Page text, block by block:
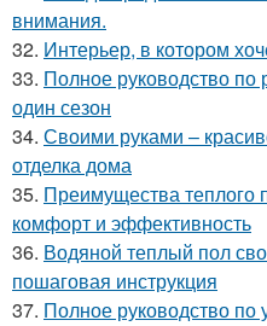
внимания.
32. Интерьер, в котором
33. Полное руководство по
один сезон
34. Своими руками –
отделка дома
35. Преимущества теплого
комфорт и эффективность
36. Водяной теплый пол
пошаговая инструкция
37. Полное руководство по